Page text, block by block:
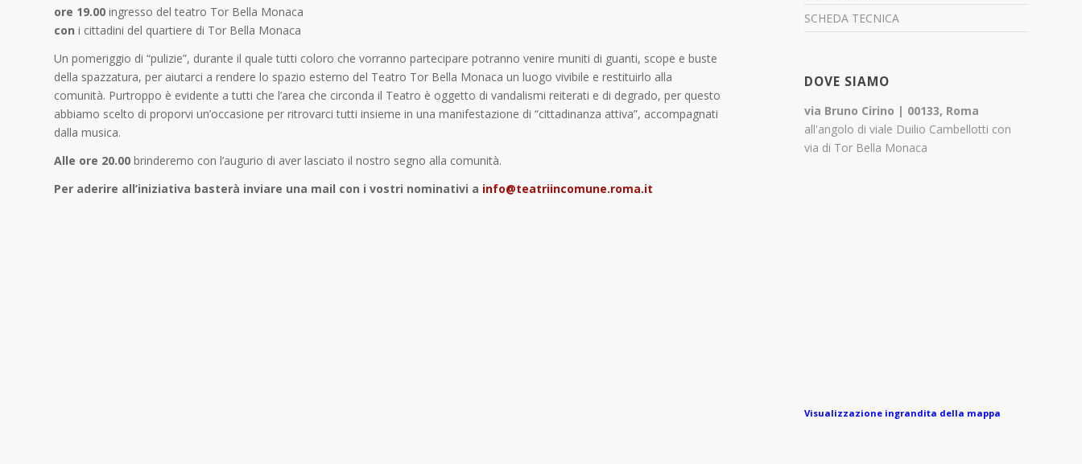
ore 19.00 ingresso del teatro Tor Bella Monaca
con i cittadini del quartiere di Tor Bella Monaca
Un pomeriggio di “pulizie”, durante il quale tutti coloro che vorranno partecipare potranno venire muniti di guanti, scope e buste
della spazzatura, per aiutarci a rendere lo spazio esterno del Teatro Tor Bella Monaca un luogo vivibile e restituirlo alla
comunità. Purtroppo è evidente a tutti che l’area che circonda il Teatro è oggetto di vandalismi reiterati e di degrado, per questo
abbiamo scelto di proporvi un’occasione per ritrovarci tutti insieme in una manifestazione di “cittadinanza attiva”, accompagnati
dalla musica.
Alle ore 20.00 brinderemo con l’augurio di aver lasciato il nostro segno alla comunità.
Per aderire all’iniziativa basterà inviare una mail con i vostri nominativi a info@teatriincomune.roma.it
SCHEDA TECNICA
DOVE SIAMO
via Bruno Cirino | 00133, Roma
all'angolo di viale Duilio Cambellotti con
via di Tor Bella Monaca
Visualizzazione ingrandita della mappa